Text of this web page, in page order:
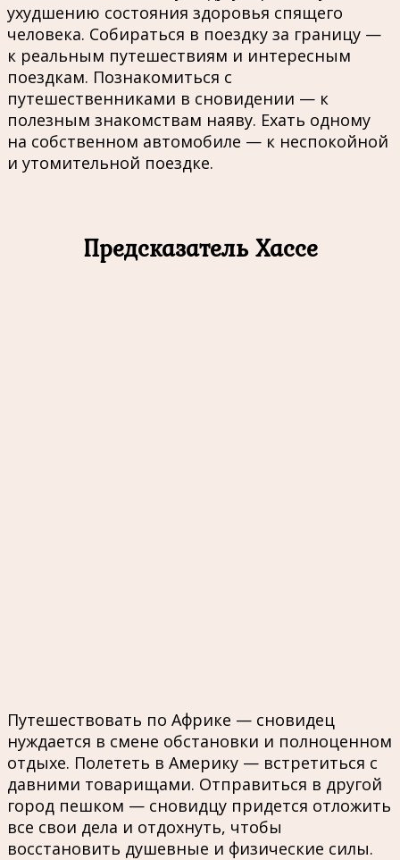
ухудшению состояния здоровья спящего
человека. Собираться в поездку за границу —
к реальным путешествиям и интересным
поездкам. Познакомиться с
путешественниками в сновидении — к
полезным знакомствам наяву. Ехать одному
на собственном автомобиле — к неспокойной
и утомительной поездке.
Предсказатель Хассе
Путешествовать по Африке — сновидец
нуждается в смене обстановки и полноценном
отдыхе. Полететь в Америку — встретиться с
давними товарищами. Отправиться в другой
город пешком — сновидцу придется отложить
все свои дела и отдохнуть, чтобы
восстановить душевные и физические силы.